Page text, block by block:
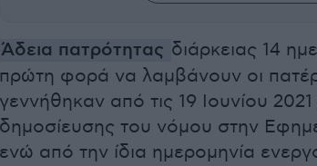
Άδεια πατρότητας διάρκειας 14
πρώτη φορά να λαμβάνουν οι
γεννήθηκαν από τις 19 Ιουνίου
δημοσίευσης του νόμου στην
ενώ από την ίδια ημερομηνία